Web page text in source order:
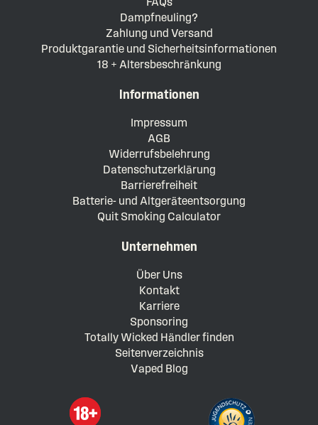
Dampfneuling?
Zahlung und Versand
Produktgarantie und Sicherheitsinformationen
18 + Altersbeschränkung
Informationen
Impressum
AGB
Widerrufsbelehrung
Datenschutzerklärung
Barrierefreiheit
Batterie- und Altgeräteentsorgung
Quit Smoking Calculator
Unternehmen
Über Uns
Kontakt
Karriere
Sponsoring
Totally Wicked Händler finden
Seitenverzeichnis
Vaped Blog